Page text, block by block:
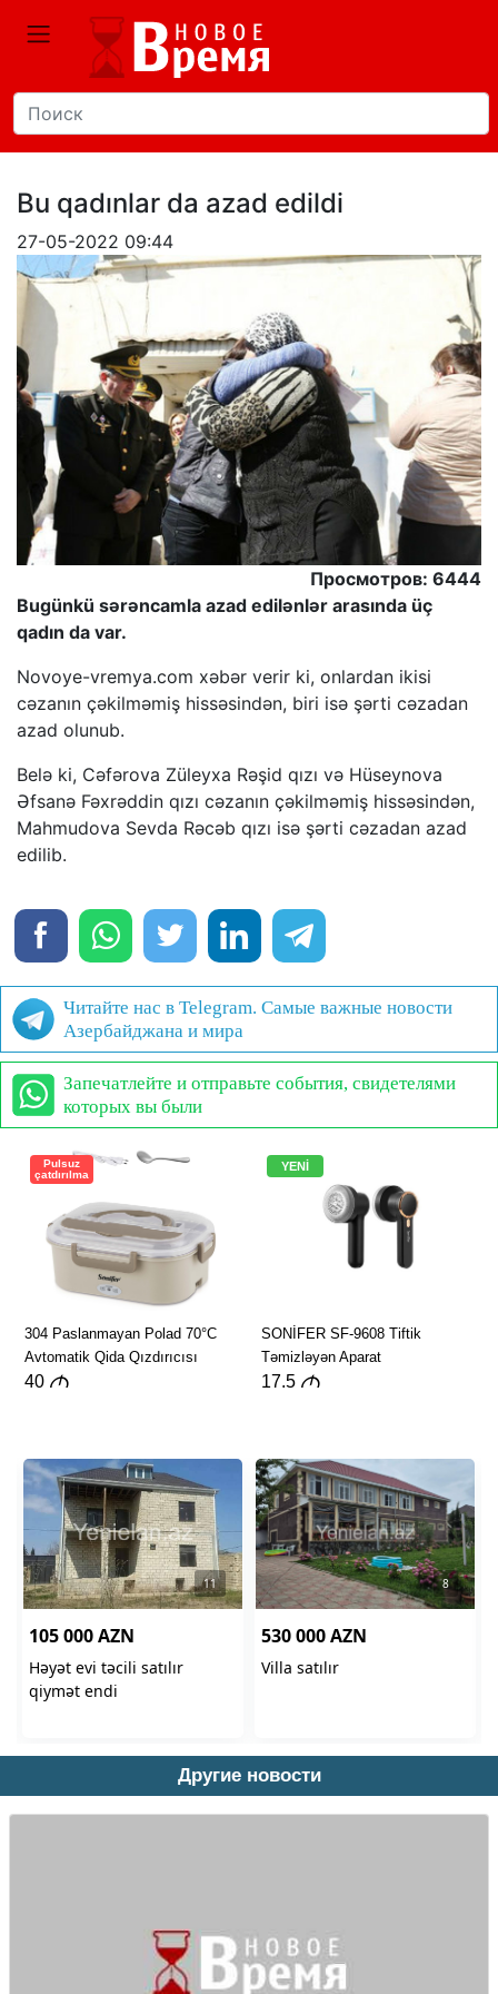
Bu qadınlar da azad edildi
27-05-2022 09:44
Просмотров: 6444
Bugünkü sərəncamla azad edilənlər arasında üç
qadın da var.
Novoye-vremya.com xəbər verir ki, onlardan ikisi
cəzanın çəkilməmiş hissəsindən, biri isə şərti cəzadan
azad olunub.
Belə ki, Cəfərova Züleyxa Rəşid qızı və Hüseynova
Əfsanə Fəxrəddin qızı cəzanın çəkilməmiş hissəsindən,
Mahmudova Sevda Rəcəb qızı isə şərti cəzadan azad
edilib.
Читайте нас в Telegram. Самые важные новости
Азербайджана и мира
Запечатлейте и отправьте события, свидетелями
которых вы были
Другие новости